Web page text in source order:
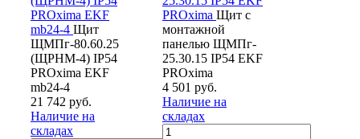
PROxima EKF
mb24-4 Щит
ЩМПг-80.60.25
(ЩРНМ-4) IP54
PROxima EKF
mb24-4
21 742 руб.
Наличие на
складах
PROxima Щит с
монтажной
панелью ЩМПг-
25.30.15 IP54 EKF
PROxima
4 501 руб.
Наличие на
складах